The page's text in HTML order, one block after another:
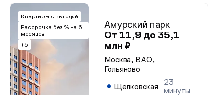
Квартиры с выгодой
Рассрочка без % на 6
месяцев
+5
Амурский парк
От 11,9 до 35,1
млн ₽
Москва, ВАО,
Гольяново
Щелковская
23
минуты